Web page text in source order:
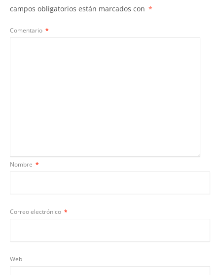
campos obligatorios están marcados con *
Comentario *
Nombre *
Correo electrónico *
Web